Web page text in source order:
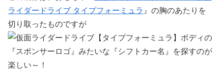
ライダードライブ タイプフォーミュラ 』の胸のあたりを
切り取ったものですが